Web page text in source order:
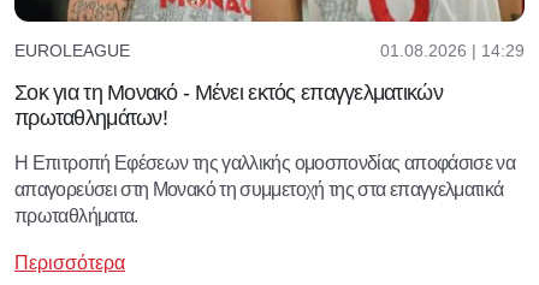
EUROLEAGUE 01.08.2026 | 14:29
Σοκ για τη Μονακό - Μένει εκτός επαγγελματικών
πρωταθλημάτων!
Η Επιτροπή Εφέσεων της γαλλικής ομοσπονδίας αποφάσισε να
απαγορεύσει στη Μονακό τη συμμετοχή της στα επαγγελματικά
πρωταθλήματα.
Περισσότερα